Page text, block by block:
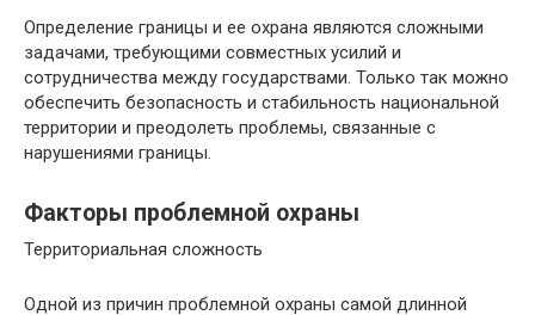
Определение границы и ее охрана являются сложными
задачами, требующими совместных усилий и
сотрудничества между государствами. Только так можно
обеспечить безопасность и стабильность национальной
территории и преодолеть проблемы, связанные с
нарушениями границы.
Факторы проблемной охраны
Территориальная сложность
Одной из причин проблемной охраны самой длинной